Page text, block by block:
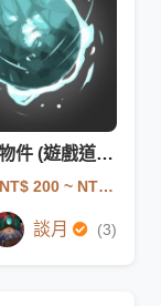
各式小物件 (遊戲道具/武器塗鴉，樹木景物等)
NT$ 200~ NT$ 1000
談月 (3)